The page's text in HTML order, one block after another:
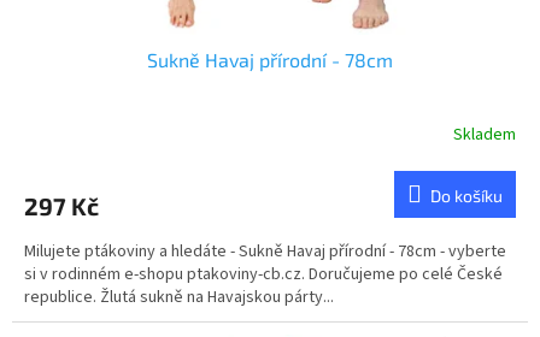
Sukně Havaj přírodní - 78cm
Skladem
297 Kč Do košíku
Milujete ptákoviny a hledáte - Sukně Havaj přírodní - 78cm - vyberte
si v rodinném e-shopu ptakoviny-cb.cz. Doručujeme po celé České
republice. Žlutá sukně na Havajskou párty...